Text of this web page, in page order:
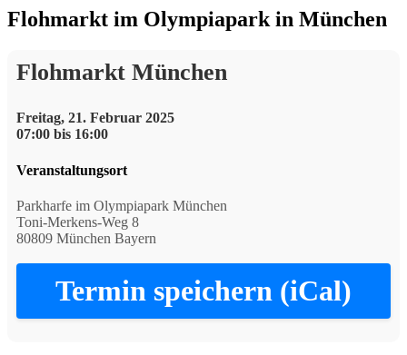
Content
Flohmarkt im Olympiapark in München
Flohmarkt München
Freitag, 21. Februar 2025
07:00 bis 16:00
Veranstaltungsort
Parkharfe im Olympiapark München
Toni-Merkens-Weg 8
80809 München Bayern
Termin speichern (iCal)